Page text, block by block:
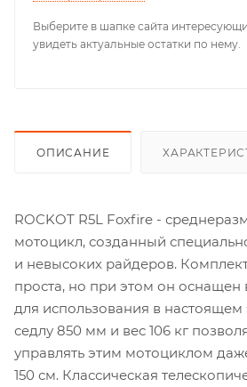
Выберите в шапке сайта
увидеть актуальные остатки по нему.
ОПИСАНИЕ
ROCKOT R5L Foxfire -
мотоцикл, созданный
и невысоких райдеров.
проста, но при этом он
для использования в
седлу 850 мм и вес 106 кг
управлять этим мотоциклом
150 см. Классическая